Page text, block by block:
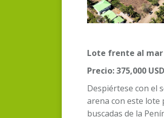
Lote frente al mar
Precio: 375,000 USD
Despiértese con el
arena con este lote
buscadas de la